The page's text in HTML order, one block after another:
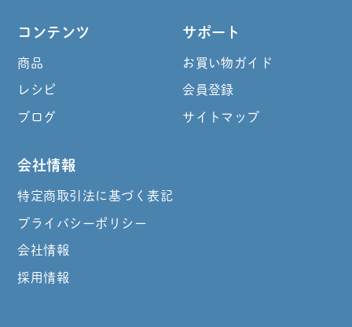
コンテンツ
商品
レシピ
ブログ
サポート
お買い物ガイド
会員登録
サイトマップ
会社情報
特定商取引法に基づく表記
プライバシーポリシー
会社情報
採用情報